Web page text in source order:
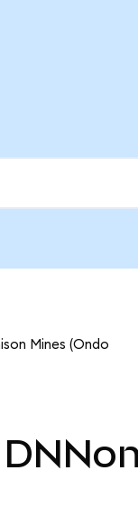
Mines (Ondo
DNNon